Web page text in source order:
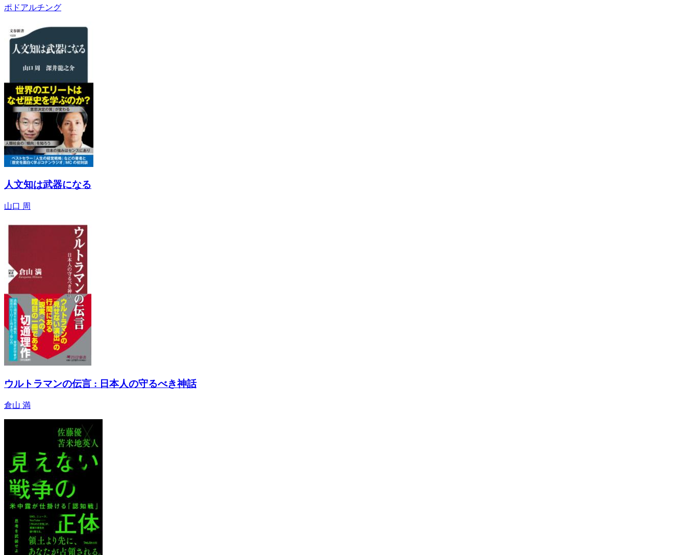
ポドアルチング
人文知は武器になる
山口 周
ウルトラマンの伝言 : 日本人の守るべき神話
倉山 満